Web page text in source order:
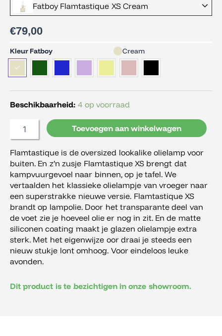
Fatboy Flamtastique XS Cream
€79,00
Kleur Fatboy Cream
Beschikbaarheid: 4 op voorraad
Fatboy
Flamtastique
XS
aantal
Toevoegen aan winkelwagen
Flamtastique is de oversized lookalike olielamp voor
buiten. En z’n zusje Flamtastique XS brengt dat
kampvuurgevoel naar binnen, op je tafel. We
vertaalden het klassieke olielampje van vroeger naar
een superstrakke nieuwe versie. Flamtastique XS
brandt op lampolie. Door het transparante deel van
de voet zie je hoeveel olie er nog in zit. En de matte
siliconen coating maakt je glazen olielampje extra
sterk. Met het eigenwijze oor draai je steeds een
nieuw stukje lont omhoog. Voor eindeloos leuke
avonden.
Dit product is te bezichtigen in onze showroom.